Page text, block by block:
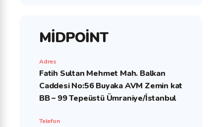
MİDPOİNT
Adres
Fatih Sultan Mehmet Mah. Balkan
Caddesi No:56 Buyaka AVM Zemin kat
BB – 99 Tepeüstü Ümraniye/İstanbul
Telefon